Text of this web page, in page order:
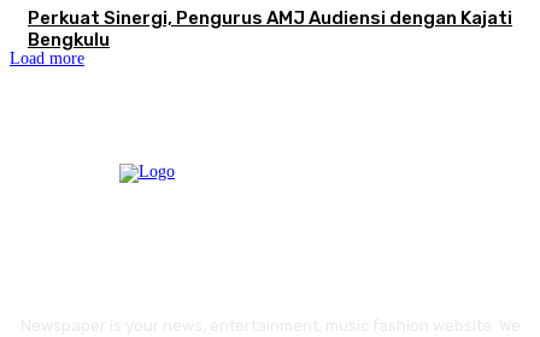
Perkuat Sinergi, Pengurus AMJ Audiensi dengan Kajati
Bengkulu
Load more